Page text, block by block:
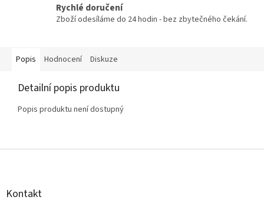
Rychlé doručení
Zboží odesíláme do 24 hodin - bez zbytečného čekání.
Popis Hodnocení Diskuze
Detailní popis produktu
Popis produktu není dostupný
Z
Kontakt